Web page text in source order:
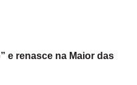
e renasce na Maior das